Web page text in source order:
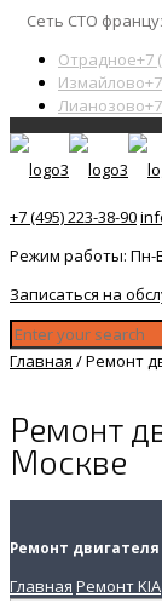
Сеть СТО
Отрадное+7
Измайлово
Лианозово
+7 (495) 223-38-90
Режим работы: Пн-
Записаться на
Главная /Ремонт
Ремонт
Москве
Ремонт двигателя
Главная Ремонт KIA